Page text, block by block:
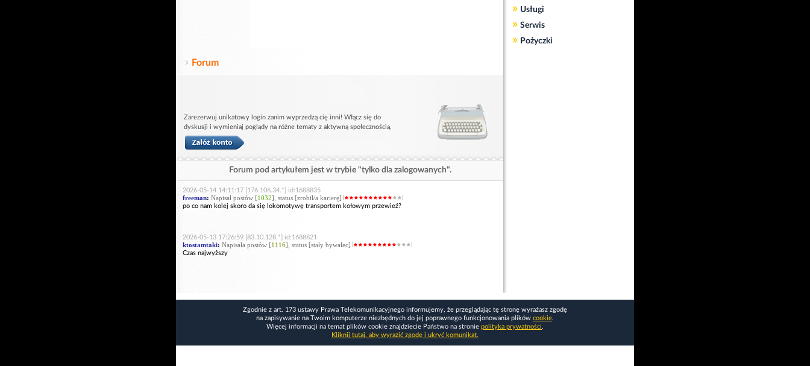
Forum
Zarezerwuj unikatowy login zanim wyprzedzą cię inni! Włącz się do
dyskusji i wymieniaj poglądy na różne tematy z aktywną społecznością.
Forum pod artykułem jest w trybie "tylko dla zalogowanych".
2026-05-14 14:11:17 [176.106.34.*] id:1688835
freeman: Napisał postów [1032], status [zrobił/a karierę]
po co nam kolej skoro da się lokomotywę transportem kołowym przewieź?
2026-05-13 17:26:59 [83.10.128.*] id:1688821
ktostamtaki: Napisała postów [1116], status [stały bywalec]
Czas najwyższy
» Usługi
» Serwis
» Pożyczki
Zgodnie z art. 173 ustawy Prawa Telekomunikacyjnego informujemy, że przeglądając tę stronę wyrażasz zgodę
na zapisywanie na Twoim komputerze niezbędnych do jej poprawnego funkcjonowania plików cookie.
Więcej informacji na temat plików cookie znajdziecie Państwo na stronie polityka prywatności.
Kliknij tutaj, aby wyrazić zgodę i ukryć komunikat.